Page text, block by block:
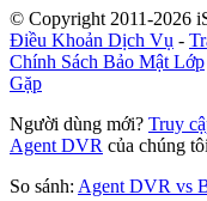
© Copyright 2011-2026
Điều Khoản Dịch Vụ -
Chính Sách Bảo Mật Lớp
Gặp
Người dùng mới? Truy
Agent DVR của chúng tôi
So sánh: Agent DVR vs